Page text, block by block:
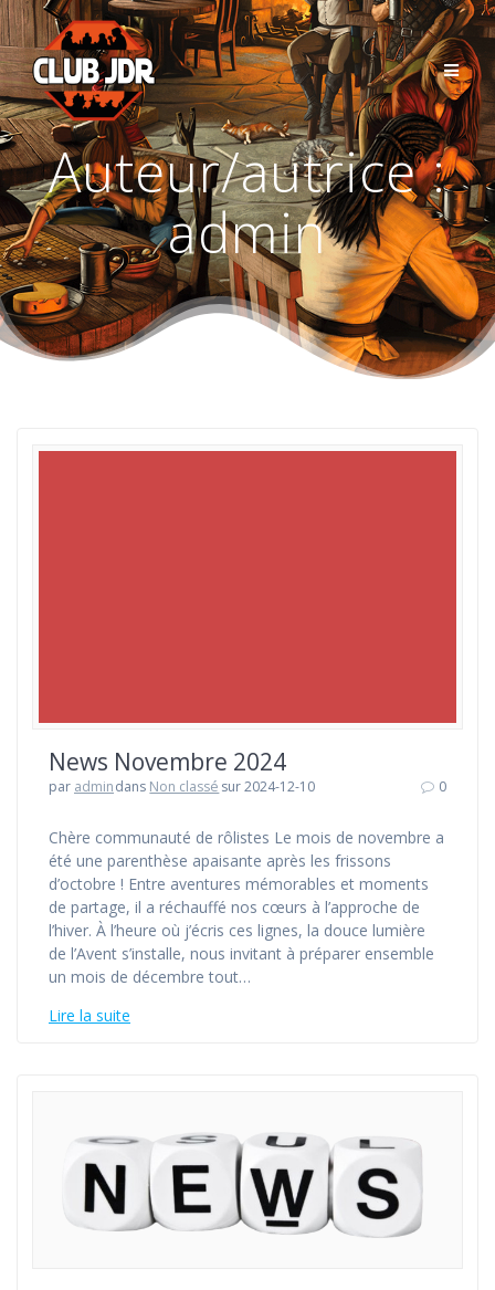
Passer
au
contenu
Auteur/autrice :
admin
News Novembre 2024
par admindans Non classé sur 2024-12-10 0
Chère communauté de rôlistes Le mois de novembre a
été une parenthèse apaisante après les frissons
d’octobre ! Entre aventures mémorables et moments
de partage, il a réchauffé nos cœurs à l’approche de
l’hiver. À l’heure où j’écris ces lignes, la douce lumière
de l’Avent s’installe, nous invitant à préparer ensemble
un mois de décembre tout…
Lire la suite